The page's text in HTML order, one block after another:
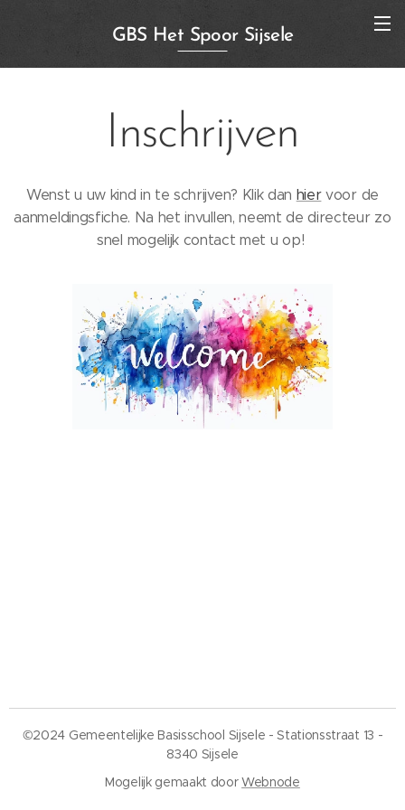
GBS Het Spoor Sijsele
Inschrijven
Wenst u uw kind in te schrijven? Klik dan hiervoor de
aanmeldingsfiche. Na het invullen, neemt de directeur zo
snel mogelijk contact met u op!
©2024 Gemeentelijke Basisschool Sijsele - Stationsstraat 13 -
8340 Sijsele
Mogelijk gemaakt doorWebnode